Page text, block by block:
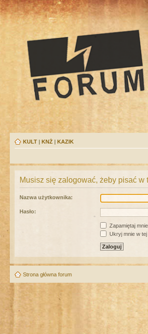
KULT | KNŻ | KAZIK
Musisz się zalogować, żeby pisać w
Nazwa użytkownika:
Hasło:
Zapamiętaj mnie
Ukryj mnie w
Strona główna forum